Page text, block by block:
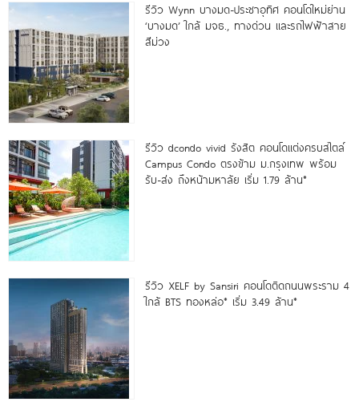
รีวิว Wynn บางมด-ประชาอุทิศ คอนโดใหม่ย่าน
‘บางมด’ ใกล้ มจธ., ทางด่วน และรถไฟฟ้าสาย
สีม่วง
รีวิว dcondo vivid รังสิต คอนโดแต่งครบสไตล์
Campus Condo ตรงข้าม ม.กรุงเทพ พร้อม
รับ-ส่ง ถึงหน้ามหาลัย เริ่ม 1.79 ล้าน*
รีวิว XELF by Sansiri คอนโดติดถนนพระราม 4
ใกล้ BTS ทองหล่อ* เริ่ม 3.49 ล้าน*